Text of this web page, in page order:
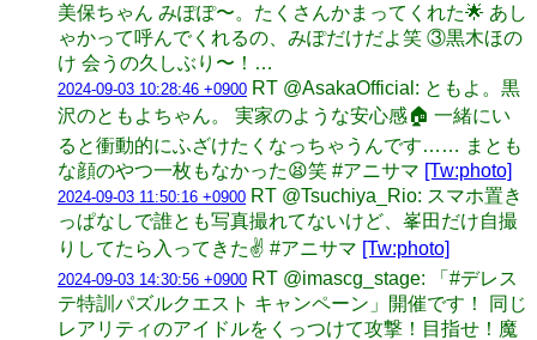
美保ちゃん みぽぽ〜。たくさんかまってくれた🌟 あし
ゃかって呼んでくれるの、みぽだけだよ笑 ③黒木ほの
け 会うの久しぶり〜！…
2024-09-03 10:28:46 +0900 RT @AsakaOfficial: ともよ。黒
沢のともよちゃん。 実家のような安心感🏠 一緒にい
ると衝動的にふざけたくなっちゃうんです…… まとも
な顔のやつ一枚もなかった😫笑 #アニサマ [Tw:photo]
2024-09-03 11:50:16 +0900 RT @Tsuchiya_Rio: スマホ置き
っぱなしで誰とも写真撮れてないけど、峯田だけ自撮
りしてたら入ってきた✌️ #アニサマ [Tw:photo]
2024-09-03 14:30:56 +0900 RT @imascg_stage: 「#デレス
テ特訓パズルクエスト キャンペーン」開催です！ 同じ
レアリティのアイドルをくっつけて攻撃！目指せ！魔